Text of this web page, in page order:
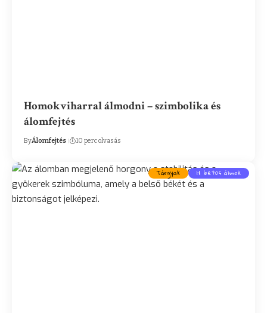
Homokviharral álmodni – szimbolika és
álomfejtés
ByÁlomfejtés 10 perc olvasás
Tárgyak H betűs álmok